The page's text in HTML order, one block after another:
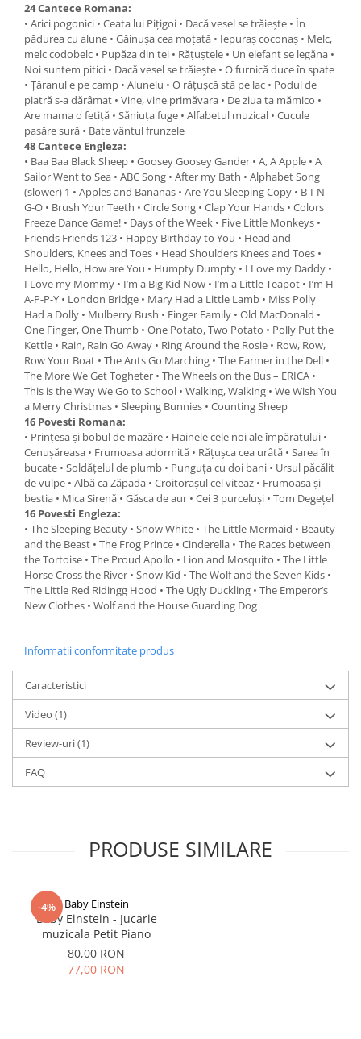
24 Cantece Romana:
• Arici pogonici • Ceata lui Pițigoi • Dacă vesel se trăiește • În
pădurea cu alune • Găinușa cea moțată • Iepuraș coconaș • Melc,
melc codobelc • Pupăza din tei • Rățuștele • Un elefant se legăna •
Noi suntem pitici • Dacă vesel se trăiește • O furnică duce în spate
• Țăranul e pe camp • Alunelu • O rățușcă stă pe lac • Podul de
piatră s-a dărâmat • Vine, vine primăvara • De ziua ta mămico •
Are mama o fetiță • Săniuța fuge • Alfabetul muzical • Cucule
pasăre sură • Bate vântul frunzele
48 Cantece Engleza:
• Baa Baa Black Sheep • Goosey Goosey Gander • A, A Apple • A
Sailor Went to Sea • ABC Song • After my Bath • Alphabet Song
(slower) 1 • Apples and Bananas • Are You Sleeping Copy • B-I-N-
G-O • Brush Your Teeth • Circle Song • Clap Your Hands • Colors
Freeze Dance Game! • Days of the Week • Five Little Monkeys •
Friends Friends 123 • Happy Birthday to You • Head and
Shoulders, Knees and Toes • Head Shoulders Knees and Toes •
Hello, Hello, How are You • Humpty Dumpty • I Love my Daddy •
I Love my Mommy • I’m a Big Kid Now • I’m a Little Teapot • I’m H-
A-P-P-Y • London Bridge • Mary Had a Little Lamb • Miss Polly
Had a Dolly • Mulberry Bush • Finger Family • Old MacDonald •
One Finger, One Thumb • One Potato, Two Potato • Polly Put the
Kettle • Rain, Rain Go Away • Ring Around the Rosie • Row, Row,
Row Your Boat • The Ants Go Marching • The Farmer in the Dell •
The More We Get Togheter • The Wheels on the Bus – ERICA •
This is the Way We Go to School • Walking, Walking • We Wish You
a Merry Christmas • Sleeping Bunnies • Counting Sheep
16 Povesti Romana:
• Prințesa și bobul de mazăre • Hainele cele noi ale împăratului •
Cenușăreasa • Frumoasa adormită • Rățușca cea urâtă • Sarea în
bucate • Soldățelul de plumb • Punguța cu doi bani • Ursul păcălit
de vulpe • Albă ca Zăpada • Croitorașul cel viteaz • Frumoasa și
bestia • Mica Sirenă • Găsca de aur • Cei 3 purceluși • Tom Degețel
16 Povesti Engleza:
• The Sleeping Beauty • Snow White • The Little Mermaid • Beauty
and the Beast • The Frog Prince • Cinderella • The Races between
the Tortoise • The Proud Apollo • Lion and Mosquito • The Little
Horse Cross the River • Snow Kid • The Wolf and the Seven Kids •
The Little Red Ridingg Hood • The Ugly Duckling • The Emperor’s
New Clothes • Wolf and the House Guarding Dog
Informatii conformitate produs
Caracteristici
Video (1)
Review-uri(1)
FAQ
PRODUSE SIMILARE
-4% Baby Einstein
Baby Einstein - Jucarie
muzicala Petit Piano
80,00 RON
77,00 RON